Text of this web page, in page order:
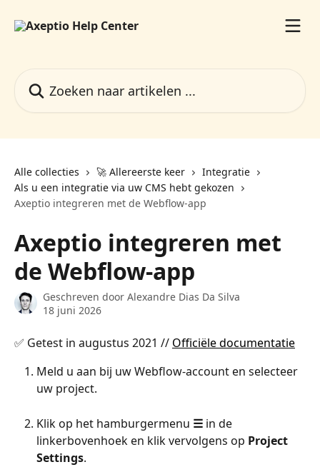
Alle collecties 🚀 Allereerste keer
Integratie
Als u een integratie via uw CMS hebt gekozen
Axeptio integreren met de Webflow-app
Axeptio integreren met
de Webflow-app
Geschreven door Alexandre Dias Da Silva
18 juni 2026
✅ Getest in augustus 2021 // Officiële documentatie
Meld u aan bij uw Webflow-account en selecteer
uw project.
Klik op het hamburgermenu ☰ in de
linkerbovenhoek en klik vervolgens op Project
Settings.